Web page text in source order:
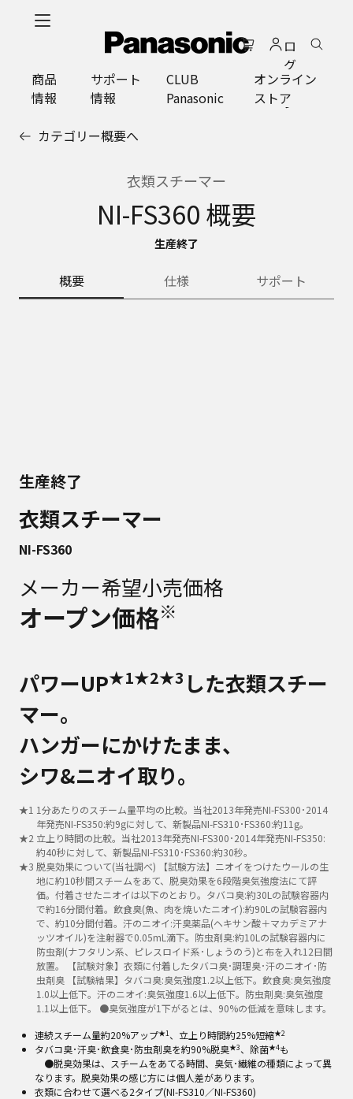
ロ
グ
イ
ン
商品
情報
サポート
情報
CLUB
Panasonic
オンライン
ストア
カテゴリー概要へ
衣類スチーマー
NI-FS360 概要
生産終了
概要 仕様 サポート
生産終了
衣類スチーマー
NI-FS360
メーカー希望小売価格
オープン価格※
パワーUP★1★2★3 した衣類スチー
マー。
ハンガーにかけたまま、
シワ&ニオイ取り。
★1 1分あたりのスチーム量平均の比較。当社2013年発売NI-FS300･2014
年発売NI-FS350:約9gに対して、新製品NI-FS310･FS360:約11g。
★2 立上り時間の比較。当社2013年発売NI-FS300･2014年発売NI-FS350:
約40秒に対して、新製品NI-FS310･FS360:約30秒。
★3 脱臭効果について(当社調べ) 【試験方法】ニオイをつけたウールの生
地に約10秒間スチームをあて、脱臭効果を6段階臭気強度法にて評
価。付着させたニオイは以下のとおり。タバコ臭:約30Lの試験容器内
で約16分間付着。飲食臭(魚、肉を焼いたニオイ):約90Lの試験容器内
で、約10分間付着。汗のニオイ:汗臭薬品(ヘキサン酸＋マカデミアナ
ッツオイル)を注射器で0.05mL滴下。防虫剤臭:約10Lの試験容器内に
防虫剤(ナフタリン系、ピレスロイド系･しょうのう)と布を入れ12日間
放置。 【試験対象】衣類に付着したタバコ臭･調理臭･汗のニオイ･防
虫剤臭 【試験結果】タバコ臭:臭気強度1.2以上低下。飲食臭:臭気強度
1.0以上低下。汗のニオイ:臭気強度1.6以上低下。防虫剤臭:臭気強度
1.1以上低下。 ●臭気強度が1下がるとは、90%の低減を意味します。
連続スチーム量約20%アップ★1 、立上り時間約25%短縮★2
タバコ臭･汗臭･飲食臭･防虫剤臭を約90%脱臭★3、除菌★4も
●脱臭効果は、スチームをあてる時間、臭気･繊維の種類によって異
なります。脱臭効果の感じ方には個人差があります。
衣類に合わせて選べる2タイプ(NI-FS310／NI-FS360)